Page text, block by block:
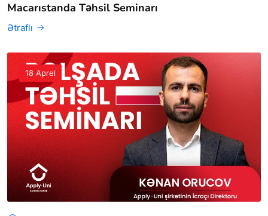
Macarıstanda Təhsil Seminarı
Ətraflı
18 Aprel